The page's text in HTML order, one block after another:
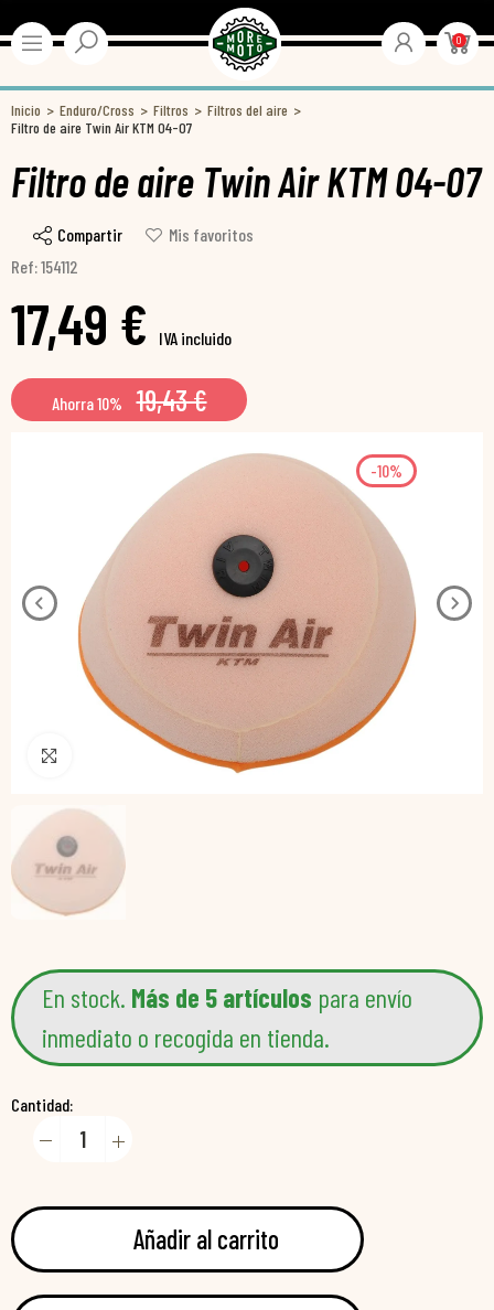
0
Inicio Enduro/Cross Filtros
Filtros del aire
Filtro de aire Twin Air KTM 04-07
Filtro de aire Twin Air KTM 04-07
Compartir
Mis favoritos
Ref: 154112
17,49 € IVA incluido
Ahorra 10% 19,43 €
-10%
Pincha para agrandar
En stock. Más de 5 artículos para envío
inmediato o recogida en tienda.
Cantidad:
Añadir al carrito